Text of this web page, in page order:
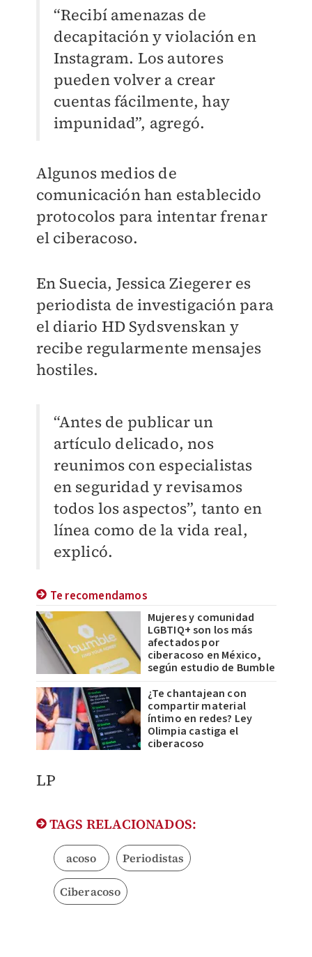
“Recibí amenazas de
decapitación y violación en
Instagram. Los autores
pueden volver a crear
cuentas fácilmente, hay
impunidad”, agregó.
Algunos medios de
comunicación han establecido
protocolos para intentar frenar
el ciberacoso.
En Suecia, Jessica Ziegerer es
periodista de investigación para
el diario HD Sydsvenskan y
recibe regularmente mensajes
hostiles.
“Antes de publicar un
artículo delicado, nos
reunimos con especialistas
en seguridad y revisamos
todos los aspectos”, tanto en
línea como de la vida real,
explicó.
Te recomendamos
Mujeres y comunidad
LGBTIQ+ son los más
afectados por
ciberacoso en México,
según estudio de Bumble
¿Te chantajean con
compartir material
íntimo en redes? Ley
Olimpia castiga el
ciberacoso
LP
TAGS RELACIONADOS:
acoso Periodistas
Ciberacoso